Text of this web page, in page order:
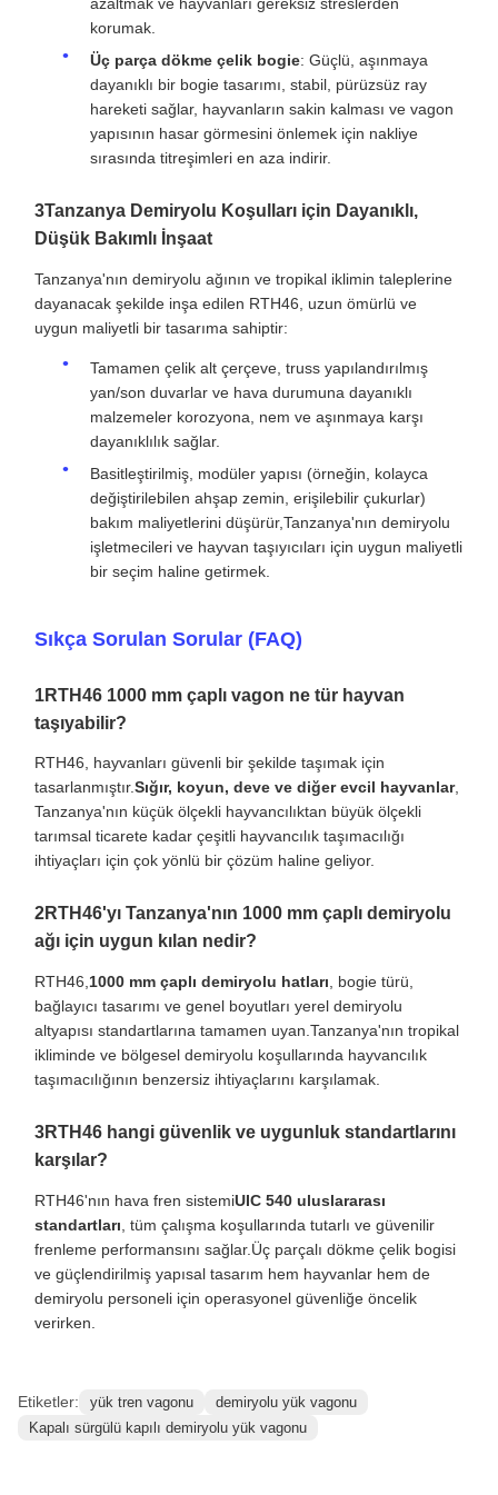
korumak.
Üç parça dökme çelik bogie: Güçlü, aşınmaya
dayanıklı bir bogie tasarımı, stabil, pürüzsüz ray
hareketi sağlar, hayvanların sakin kalması ve vagon
yapısının hasar görmesini önlemek için nakliye
sırasında titreşimleri en aza indirir.
3Tanzanya Demiryolu Koşulları için Dayanıklı,
Düşük Bakımlı İnşaat
Tanzanya'nın demiryolu ağının ve tropikal iklimin taleplerine
dayanacak şekilde inşa edilen RTH46, uzun ömürlü ve
uygun maliyetli bir tasarıma sahiptir:
Tamamen çelik alt çerçeve, truss yapılandırılmış
yan/son duvarlar ve hava durumuna dayanıklı
malzemeler korozyona, nem ve aşınmaya karşı
dayanıklılık sağlar.
Basitleştirilmiş, modüler yapısı (örneğin, kolayca
değiştirilebilen ahşap zemin, erişilebilir çukurlar)
bakım maliyetlerini düşürür,Tanzanya'nın demiryolu
işletmecileri ve hayvan taşıyıcıları için uygun maliyetli
bir seçim haline getirmek.
Sıkça Sorulan Sorular (FAQ)
1RTH46 1000 mm çaplı vagon ne tür hayvan
taşıyabilir?
RTH46, hayvanları güvenli bir şekilde taşımak için
tasarlanmıştır.Sığır, koyun, deve ve diğer evcil hayvanlar,
Tanzanya'nın küçük ölçekli hayvancılıktan büyük ölçekli
tarımsal ticarete kadar çeşitli hayvancılık taşımacılığı
ihtiyaçları için çok yönlü bir çözüm haline geliyor.
2RTH46'yı Tanzanya'nın 1000 mm çaplı demiryolu
ağı için uygun kılan nedir?
RTH46, 1000 mm çaplı demiryolu hatları , bogie türü,
bağlayıcı tasarımı ve genel boyutları yerel demiryolu
altyapısı standartlarına tamamen uyan.Tanzanya'nın tropikal
ikliminde ve bölgesel demiryolu koşullarında hayvancılık
taşımacılığının benzersiz ihtiyaçlarını karşılamak.
3RTH46 hangi güvenlik ve uygunluk standartlarını
karşılar?
RTH46'nın hava fren sistemiUIC 540 uluslararası
standartları , tüm çalışma koşullarında tutarlı ve güvenilir
frenleme performansını sağlar.Üç parçalı dökme çelik bogisi
ve güçlendirilmiş yapısal tasarım hem hayvanlar hem de
demiryolu personeli için operasyonel güvenliğe öncelik
verirken.
Etiketler: yük tren vagonu
demiryolu yük vagonu
Kapalı sürgülü kapılı demiryolu yük vagonu